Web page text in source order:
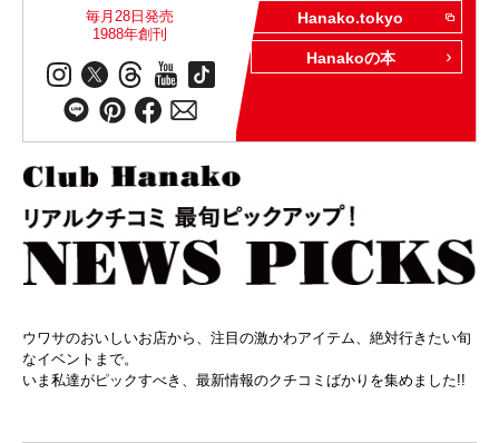
毎月28日発売
1988年創刊
Hanako.tokyo
Hanakoの本
ウワサのおいしいお店から、注目の激かわアイテム、絶対行きたい旬
なイベントまで。
いま私達がピックすべき、最新情報のクチコミばかりを集めました!!